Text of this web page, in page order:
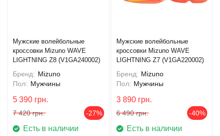
Мужские волейбольные
кроссовки Mizuno WAVE
LIGHTNING Z8 (V1GA240002)
Бренд: Mizuno
Пол: Мужчины
5 390 грн.
7 420 грн. -27%
Есть в наличии
Мужские волейбольные
кроссовки Mizuno WAVE
LIGHTNING Z7 (V1GA220002)
Бренд: Mizuno
Пол: Мужчины
3 890 грн.
6 490 грн. -40%
Есть в наличии